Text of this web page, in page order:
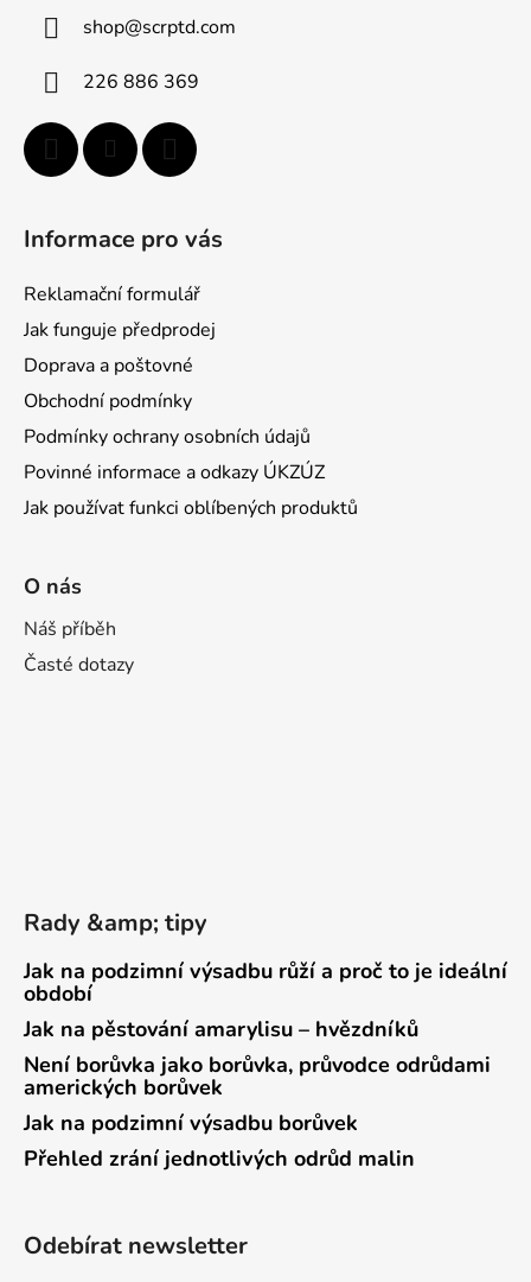
shop@scrptd.com
226 886 369
Informace pro vás
Reklamační formulář
Jak funguje předprodej
Doprava a poštovné
Obchodní podmínky
Podmínky ochrany osobních údajů
Povinné informace a odkazy ÚKZÚZ
Jak používat funkci oblíbených produktů
O nás
Náš příběh
Časté dotazy
Rady &amp; tipy
Jak na podzimní výsadbu růží a proč to je ideální
období
Jak na pěstování amarylisu – hvězdníků
Není borůvka jako borůvka, průvodce odrůdami
amerických borůvek
Jak na podzimní výsadbu borůvek
Přehled zrání jednotlivých odrůd malin
Odebírat newsletter